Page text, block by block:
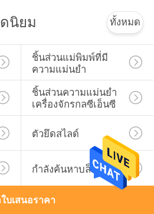
นิยม ทั้งหมด
ชิ้นส่วนแม่พิมพ์ที่มี
ความแม่นยำ
ชิ้นส่วนความแม่นยำ
เครื่องจักรกลซีเอ็นซี
ตัวยึดสไลด์
กำลังค้นหาบล็อก
บเสนอราคา